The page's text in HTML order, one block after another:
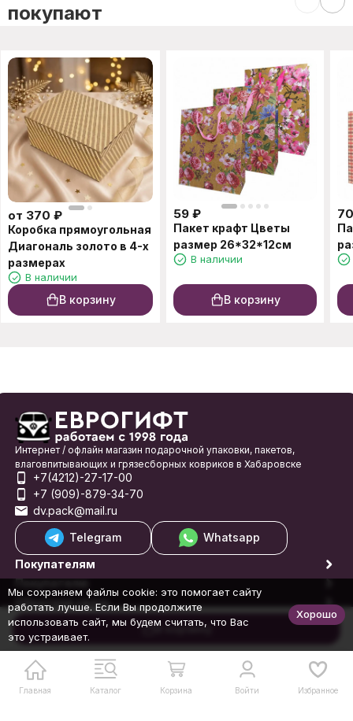
В корзину
покупают
от 370 ₽
Коробка прямоугольная
Диагональ золото в 4-х
размерах
В наличии
В корзину
59 ₽
Пакет крафт Цветы
размер 26*32*12см
В наличии
В корзину
70
Главная Каталог Корзина Войти Избранное
Интернет / офлайн магазин подарочной упаковки, пакетов,
влаговпитывающих и грязесборных ковриков в Хабаровске
+7(4212)-27-17-00
+7 (909)-879-34-70
dv.pack@mail.ru
Telegram
Whatsapp
Покупателям
Покупателю
Обратная связь
© 1998-2026 Еврогифт
Мы сохраняем файлы cookie: это помогает сайту
работать лучше. Если Вы продолжите
использовать сайт, мы будем считать, что Вас
это устраивает.
Хорошо